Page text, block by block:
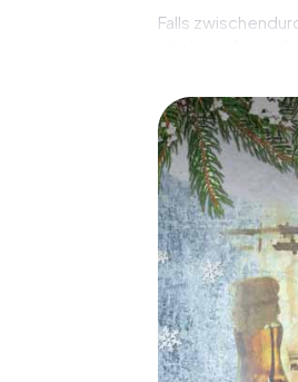
Falls
von Leusden
Eine
Leusden
Das myCityHunt
Weihnachtsfeier
Programm Ihrer
Weihnachtsmarkt
bietet die
Leusden
Sie Ihren
Adventure als